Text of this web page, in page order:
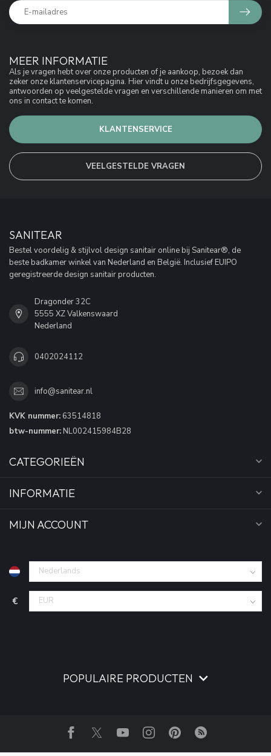
MEER INFORMATIE
Als je vragen hebt over onze producten of je aankoop, bezoek dan
zeker onze klantenservicepagina. Hier vindt u onze bedrijfsgegevens,
antwoorden op veelgestelde vragen en verschillende manieren om met
ons in contact te komen.
KLANTENSERVICE
VEELGESTELDE VRAGEN
SANITEAR
Bestel voordelig & stijlvol design sanitair online bij Sanitear®, de
beste badkamer winkel van Nederland en België. Inclusief EUIPO
geregistreerde design sanitair producten.
Dragonder 32C
5555 XZ Valkenswaard
Nederland
0402024112
info@sanitear.nl
KVK nummer: 63514818
btw-nummer: NL002415984B28
CATEGORIEËN
INFORMATIE
MIJN ACCOUNT
€
POPULAIRE PRODUCTEN